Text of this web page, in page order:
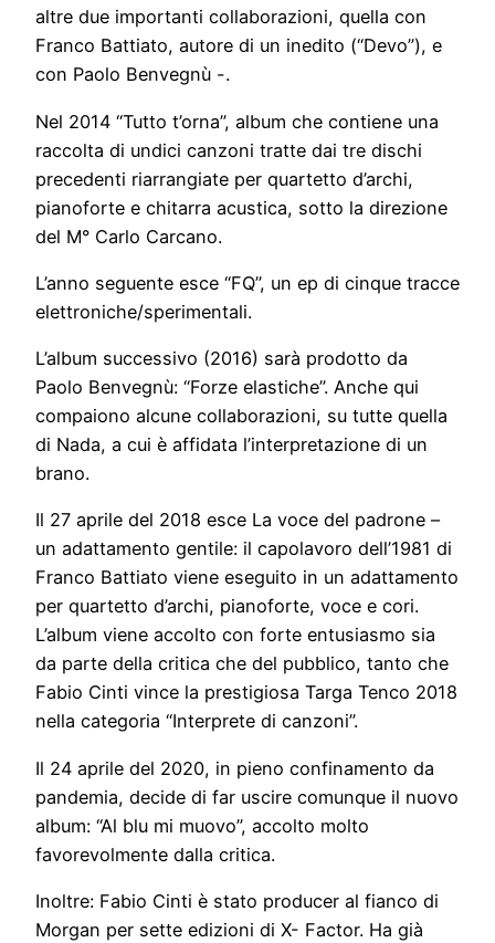
altre due importanti collaborazioni, quella con
Franco Battiato, autore di un inedito (“Devo”), e
con Paolo Benvegnù -.
Nel 2014 “Tutto t’orna”, album che contiene una
raccolta di undici canzoni tratte dai tre dischi
precedenti riarrangiate per quartetto d’archi,
pianoforte e chitarra acustica, sotto la direzione
del M° Carlo Carcano.
L’anno seguente esce “FQ”, un ep di cinque tracce
elettroniche/sperimentali.
L’album successivo (2016) sarà prodotto da
Paolo Benvegnù: “Forze elastiche”. Anche qui
compaiono alcune collaborazioni, su tutte quella
di Nada, a cui è affidata l’interpretazione di un
brano.
Il 27 aprile del 2018 esce La voce del padrone –
un adattamento gentile: il capolavoro dell’1981 di
Franco Battiato viene eseguito in un adattamento
per quartetto d’archi, pianoforte, voce e cori.
L’album viene accolto con forte entusiasmo sia
da parte della critica che del pubblico, tanto che
Fabio Cinti vince la prestigiosa Targa Tenco 2018
nella categoria “Interprete di canzoni”.
Il 24 aprile del 2020, in pieno confinamento da
pandemia, decide di far uscire comunque il nuovo
album: “Al blu mi muovo”, accolto molto
favorevolmente dalla critica.
Inoltre: Fabio Cinti è stato producer al fianco di
Morgan per sette edizioni di X- Factor. Ha già